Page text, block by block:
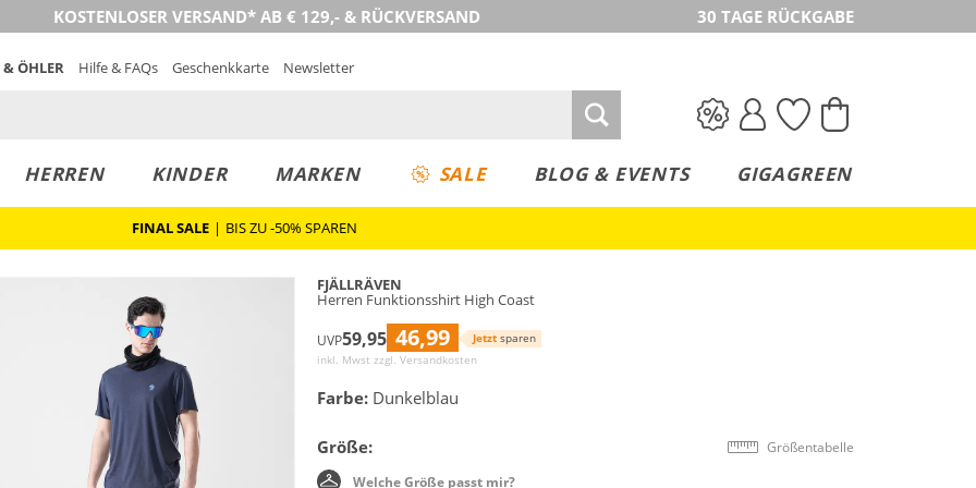
KOSTENLOSER VERSAND* AB € 129,- & RÜCKVERSAND 30 TAGE RÜCKGABE
ÖHLER Hilfe & FAQs Geschenkkarte Newsletter
HERREN KINDER MARKEN SALE BLOG & EVENTS GIGAGREEN
FINAL SALE | BIS ZU -50% SPAREN
FJÄLLRÄVEN
Herren Funktionsshirt High Coast
UVP59,95 46,99 Jetzt sparen
inkl. Mwst zzgl. Versandkosten
Farbe: Dunkelblau
Größe: Größentabelle
Welche Größe passt mir?